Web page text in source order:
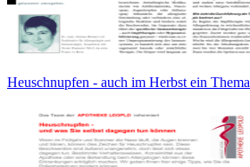
Heuschnupfen - auch im Herbst ein Thema